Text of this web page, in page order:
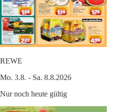
REWE
Mo. 3.8. - Sa. 8.8.2026
Nur noch heute gültig